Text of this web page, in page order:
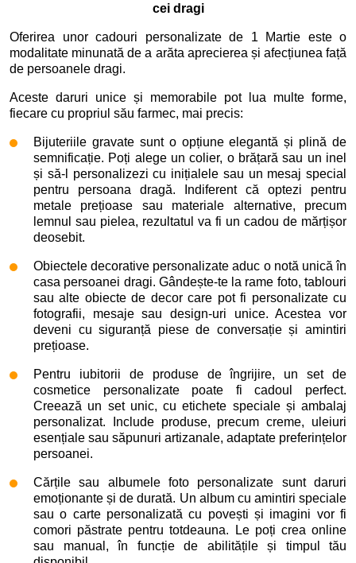
cei dragi
Oferirea unor cadouri personalizate de 1 Martie este o
modalitate minunată de a arăta aprecierea și afecțiunea față
de persoanele dragi.
Aceste daruri unice și memorabile pot lua multe forme,
fiecare cu propriul său farmec, mai precis:
Bijuteriile gravate sunt o opțiune elegantă și plină de
semnificație. Poți alege un colier, o brățară sau un inel
și să-l personalizezi cu inițialele sau un mesaj special
pentru persoana dragă. Indiferent că optezi pentru
metale prețioase sau materiale alternative, precum
lemnul sau pielea, rezultatul va fi un cadou de mărțișor
deosebit.
Obiectele decorative personalizate aduc o notă unică în
casa persoanei dragi. Gândește-te la rame foto, tablouri
sau alte obiecte de decor care pot fi personalizate cu
fotografii, mesaje sau design-uri unice. Acestea vor
deveni cu siguranță piese de conversație și amintiri
prețioase.
Pentru iubitorii de produse de îngrijire, un set de
cosmetice personalizate poate fi cadoul perfect.
Creează un set unic, cu etichete speciale și ambalaj
personalizat. Include produse, precum creme, uleiuri
esențiale sau săpunuri artizanale, adaptate preferințelor
persoanei.
Cărțile sau albumele foto personalizate sunt daruri
emoționante și de durată. Un album cu amintiri speciale
sau o carte personalizată cu povești și imagini vor fi
comori păstrate pentru totdeauna. Le poți crea online
sau manual, în funcție de abilitățile și timpul tău